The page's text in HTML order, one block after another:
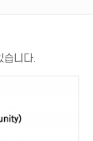
습니다.